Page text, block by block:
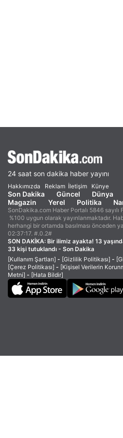
24 saat son dakika haber yayını
Hakkımızda Reklam İletişim Künye
Son Dakika Güncel Dünya
Magazin
Yerel Politika
SonDakika.com Haber Portalı 5846
%100 uygun olarak yayınlanmaktadır.
herhangi bir ortamda basılması önceden
02:37:17. #.0.2#
SON DAKİKA: Bir ilimiz ayakta! 13
33 kişi tutuklandı - Son Dakika
[Kullanım Şartları] - [Gizlilik Politikası] -
[Çerez Politikası] - [Kişisel Verilerin
Metni] - [Hata Bildir]